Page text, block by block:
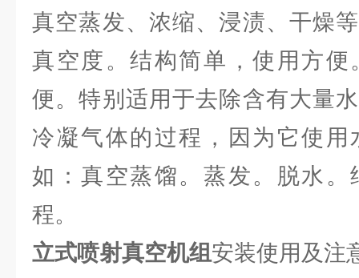
真空蒸发、浓缩、浸渍、干燥
真空度。结构简单，使用方便
便。特别适用于去除含有大量
冷凝气体的过程，因为它使
如：真空蒸馏。蒸发。脱水。
程。
立式喷射真空机组 安装使用及注